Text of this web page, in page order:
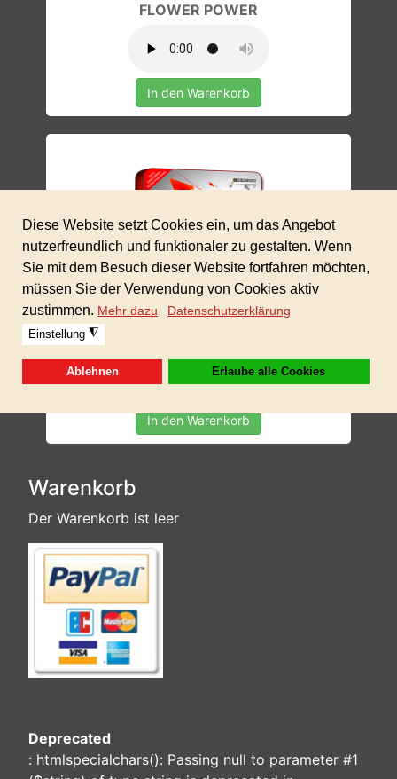
FLOWER POWER
In den Warenkorb
Gratis | Kostenlos
In den Warenkorb
Warenkorb
Der Warenkorb ist leer
Deprecated
: htmlspecialchars(): Passing null to parameter #1